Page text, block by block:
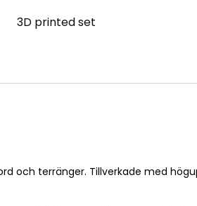
3D printed set
terränger. Tillverkade med